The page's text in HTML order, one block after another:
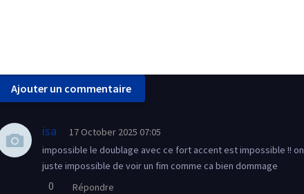
Ajouter un commentaire
isa
17 October 2025 07:05
impossible le doublage avec ce fort accent est impossible !!
juste impossible de voir un fim comme ca bien dommage
0 Répondre